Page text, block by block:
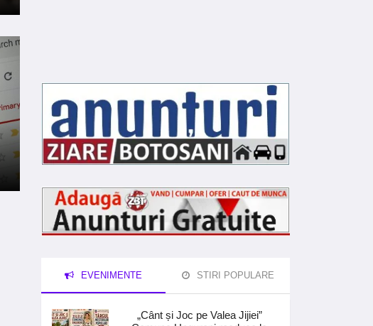
EVENIMENTE STIRI POPULARE
„Cânt și Joc pe Valea Jijiei”